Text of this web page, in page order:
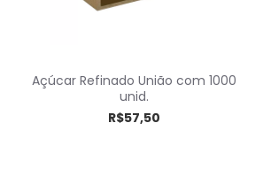
Açúcar Refinado União com 1000
unid.
R$57,50